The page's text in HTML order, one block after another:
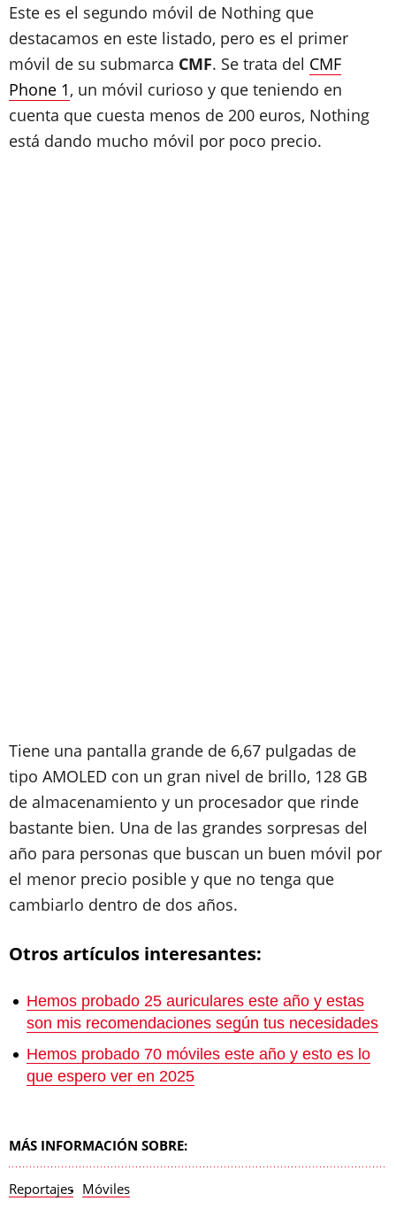
Este es el segundo móvil de Nothing que
destacamos en este listado, pero es el primer
móvil de su submarca CMF. Se trata del CMF
Phone 1, un móvil curioso y que teniendo en
cuenta que cuesta menos de 200 euros, Nothing
está dando mucho móvil por poco precio.
Tiene una pantalla grande de 6,67 pulgadas de
tipo AMOLED con un gran nivel de brillo, 128 GB
de almacenamiento y un procesador que rinde
bastante bien. Una de las grandes sorpresas del
año para personas que buscan un buen móvil por
el menor precio posible y que no tenga que
cambiarlo dentro de dos años.
Otros artículos interesantes:
Hemos probado 25 auriculares este año y estas
son mis recomendaciones según tus necesidades
Hemos probado 70 móviles este año y esto es lo
que espero ver en 2025
MÁS INFORMACIÓN SOBRE:
Reportajes Móviles